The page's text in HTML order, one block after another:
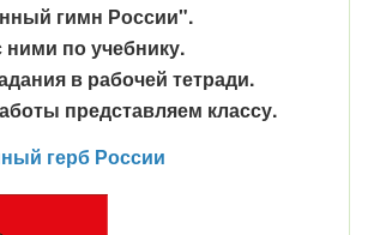
гимн России".
по учебнику.
в рабочей тетради.
представляем классу.
герб России